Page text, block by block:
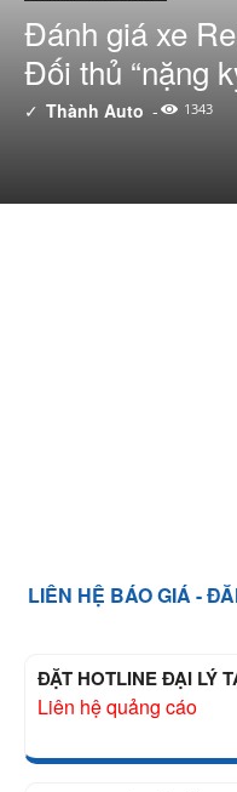
Đánh giá xe
Đối thủ “nặng
✓ Thành Auto - 1343
LIÊN HỆ BÁO GIÁ -
ĐẶT HOTLINE ĐẠI LÝ
Liên hệ quảng cáo